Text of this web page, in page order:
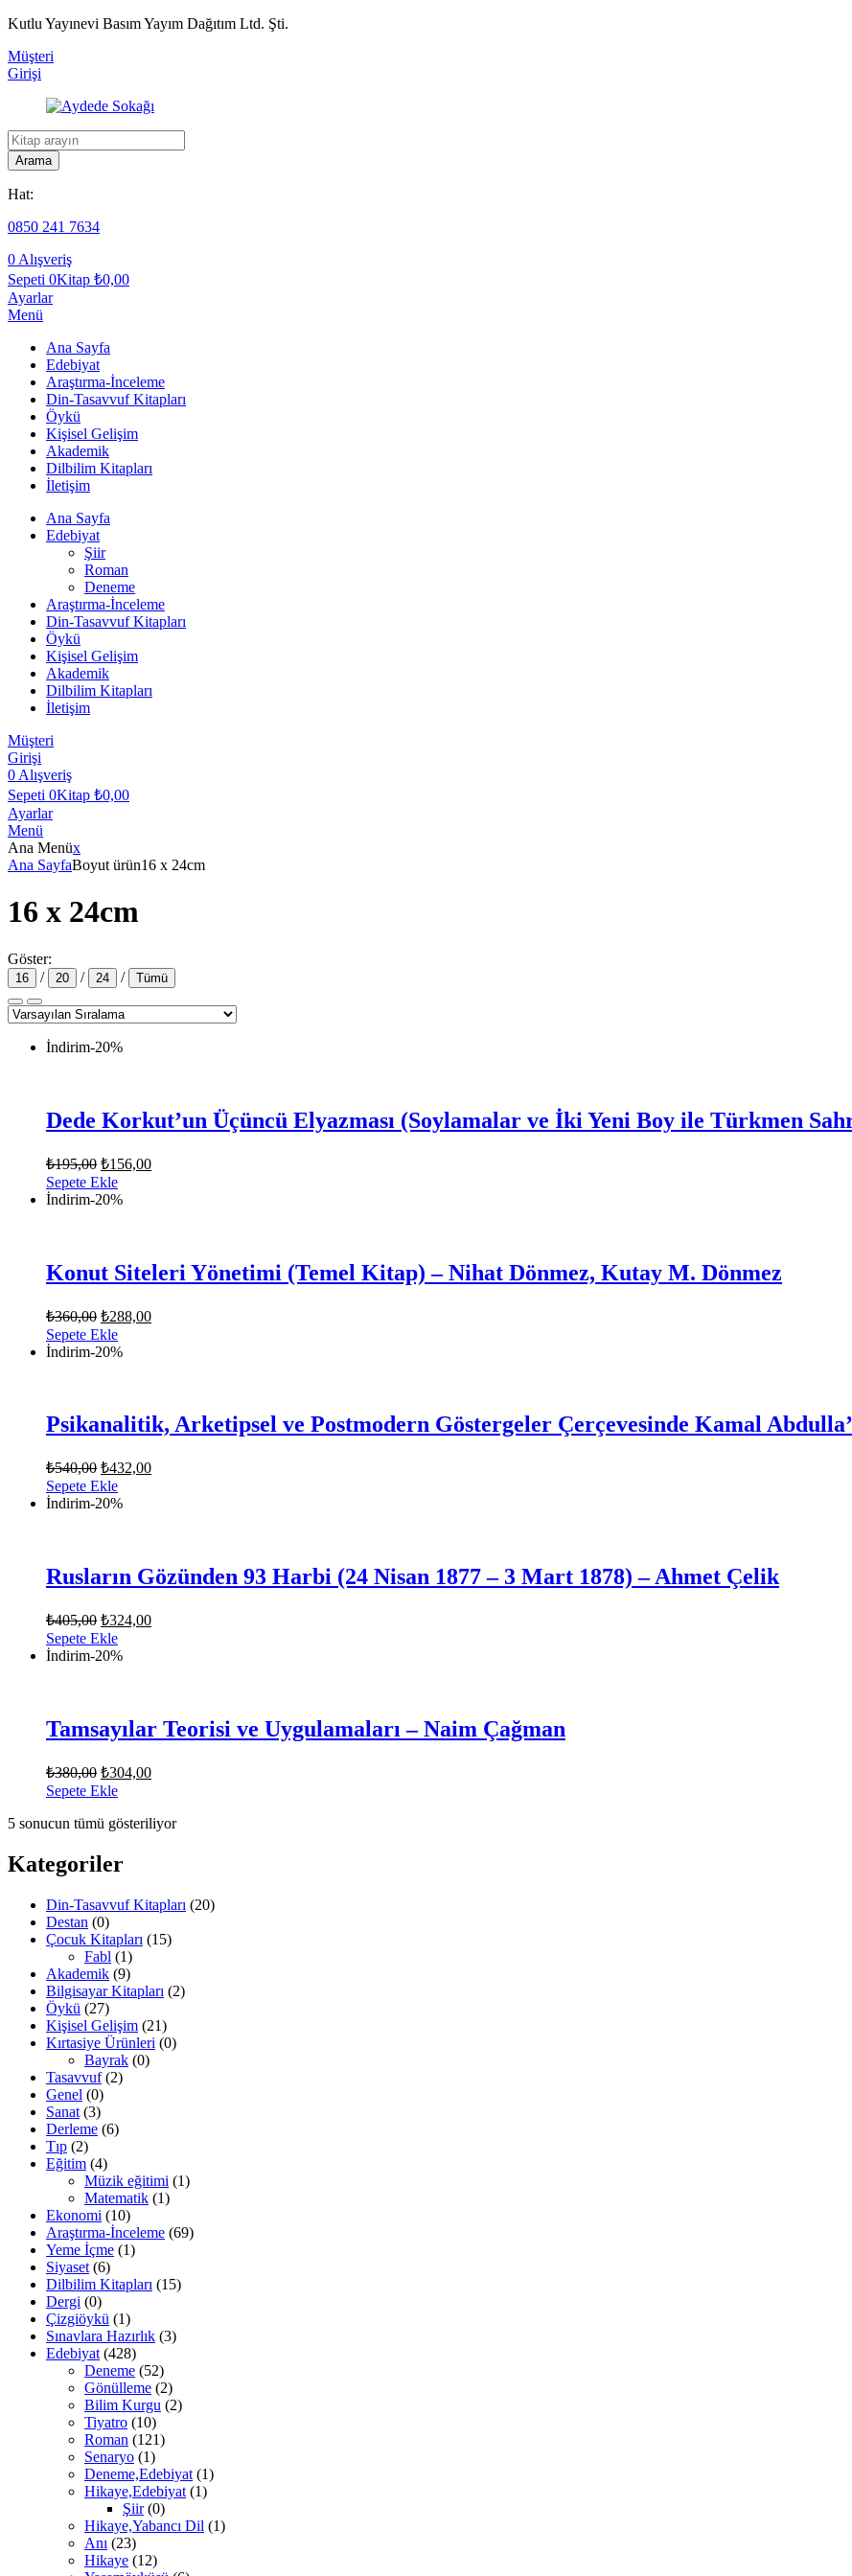
Kutlu Yayınevi Basım Yayım Dağıtım Ltd. Şti.
Müşteri
Girişi
Kitap
arama
Arama
Hat:
0850 241 7634
0 Alışveriş
Sepeti 0Kitap ₺0,00
Ayarlar
Menü
Ana Sayfa
Edebiyat
Araştırma-İnceleme
Din-Tasavvuf Kitapları
Öykü
Kişisel Gelişim
Akademik
Dilbilim Kitapları
İletişim
Ana Sayfa
Edebiyat
Şiir
Roman
Deneme
Araştırma-İnceleme
Din-Tasavvuf Kitapları
Öykü
Kişisel Gelişim
Akademik
Dilbilim Kitapları
İletişim
Müşteri
Girişi
0 Alışveriş
Sepeti 0Kitap ₺0,00
Ayarlar
Menü
Ana Menüx
Ana SayfaBoyut ürün16 x 24cm
16 x 24cm
Göster:
16 / 20 / 24 / Tümü
İndirim-20%
Dede Korkut’un Üçüncü Elyazması (Soylamalar ve İki Yeni Boy ile Türkmen
₺195,00 Orijinal
fiyat:
₺195,00.
₺156,00Şu
Sepete Ekle
İndirim-20%
Konut Siteleri Yönetimi (Temel Kitap) – Nihat Dönmez, Kutay M. Dönmez
₺360,00 Orijinal
fiyat:
₺360,00.
₺288,00Şu
Sepete Ekle
İndirim-20%
Psikanalitik, Arketipsel ve Postmodern Göstergeler Çerçevesinde Kamal
₺540,00 Orijinal
fiyat:
₺540,00.
₺432,00Şu
Sepete Ekle
İndirim-20%
Rusların Gözünden 93 Harbi (24 Nisan 1877 – 3 Mart 1878) – Ahmet Çelik
₺405,00 Orijinal
fiyat:
₺405,00.
₺324,00Şu
Sepete Ekle
İndirim-20%
Tamsayılar Teorisi ve Uygulamaları – Naim Çağman
₺380,00 Orijinal
fiyat:
₺304,00Şu
₺304,00.
Sepete Ekle
5 sonucun tümü gösteriliyor
Kategoriler
Din-Tasavvuf Kitapları (20)
Destan (0)
Çocuk Kitapları (15)
Fabl (1)
Akademik (9)
Bilgisayar Kitapları (2)
Öykü (27)
Kişisel Gelişim (21)
Kırtasiye Ürünleri (0)
Bayrak (0)
Tasavvuf (2)
Genel (0)
Sanat (3)
Derleme (6)
Tıp (2)
Eğitim (4)
Müzik eğitimi (1)
Matematik (1)
Ekonomi (10)
Araştırma-İnceleme (69)
Yeme İçme (1)
Siyaset (6)
Dilbilim Kitapları (15)
Dergi (0)
Çizgiöykü (1)
Sınavlara Hazırlık (3)
Edebiyat (428)
Deneme (52)
Gönülleme (2)
Bilim Kurgu (2)
Tiyatro (10)
Roman (121)
Senaryo (1)
Deneme,Edebiyat (1)
Hikaye,Edebiyat (1)
Şiir (0)
Hikaye,Yabancı Dil (1)
Anı (23)
Hikaye (12)